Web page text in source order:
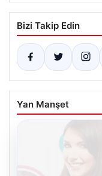
Bizi Takip Edin
Yan Manşet